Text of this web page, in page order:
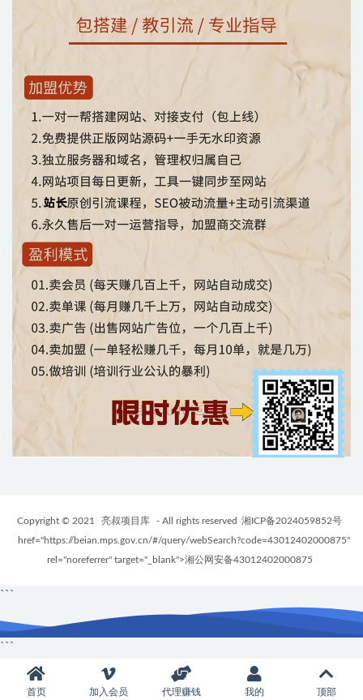
Copyright © 2021 亮叔项目库 - All rights reserved 湘ICP备2024059852号
href="https://beian.mps.gov.cn/#/query/webSearch?code=43012402000875"
rel="noreferrer" target="_blank">湘公网安备43012402000875
首页 加入会员 代理赚钱 我的 顶部
```
```